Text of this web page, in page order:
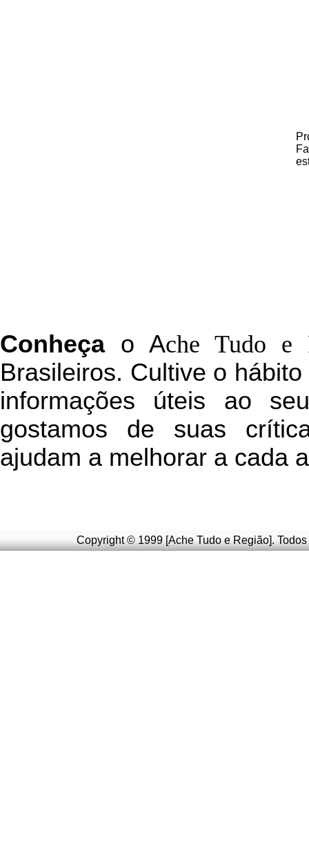
Conheçao Ache Tudo e
Brasileiros. Cultive o
informações úteis ao
gostamos de suas
ajudam a melhorar a cada
Copyright © 1999 [Ache Tudo e Região].